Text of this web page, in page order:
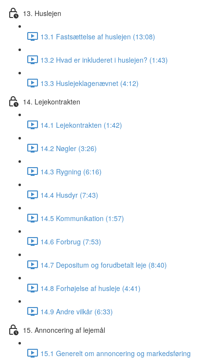
13. Huslejen
13.1 Fastsættelse af huslejen (13:08)
13.2 Hvad er inkluderet i huslejen? (1:43)
13.3 Huslejeklagenævnet (4:12)
14. Lejekontrakten
14.1 Lejekontrakten (1:42)
14.2 Nøgler (3:26)
14.3 Rygning (6:16)
14.4 Husdyr (7:43)
14.5 Kommunikation (1:57)
14.6 Forbrug (7:53)
14.7 Depositum og forudbetalt leje (8:40)
14.8 Forhøjelse af husleje (4:41)
14.9 Andre vilkår (6:33)
15. Annoncering af lejemål
15.1 Generelt om annoncering og markedsføring